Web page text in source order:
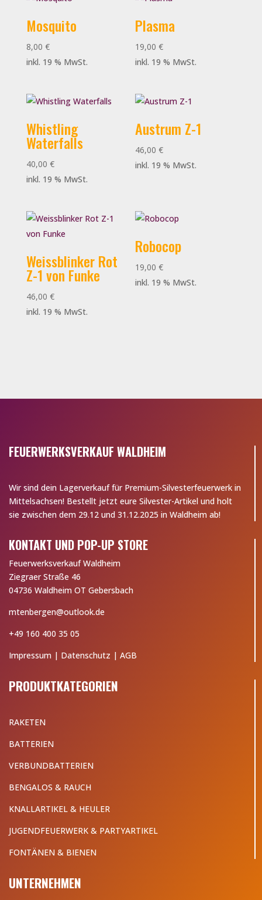
Mosquito
8,00 €
inkl. 19 % MwSt.
Plasma
19,00€
inkl. 19 % MwSt.
Whistling
Waterfalls
40,00 €
inkl. 19 % MwSt.
Austrum Z-1
46,00€
inkl. 19 % MwSt.
Weissblinker Rot
Z-1 von Funke
46,00 €
inkl. 19 % MwSt.
Robocop
19,00€
inkl. 19 % MwSt.
FEUERWERKSVERKAUF WALDHEIM
Wir sind dein Lagerverkauf für Premium-Silvesterfeuerwerk in
Mittelsachsen! Bestellt jetzt eure Silvester-Artikel und holt
sie zwischen dem 29.12 und 31.12.2025 in Waldheim ab!
KONTAKT UND POP-UP STORE
Feuerwerksverkauf Waldheim
Ziegraer Straße 46
04736 Waldheim OT Gebersbach
mtenbergen@outlook.de
+49 160 400 35 05
Impressum | Datenschutz |AGB
PRODUKTKATEGORIEN
RAKETEN
BATTERIEN
VERBUNDBATTERIEN
BENGALOS & RAUCH
KNALLARTIKEL & HEULER
JUGENDFEUERWERK & PARTYARTIKEL
FONTÄNEN & BIENEN
UNTERNEHMEN